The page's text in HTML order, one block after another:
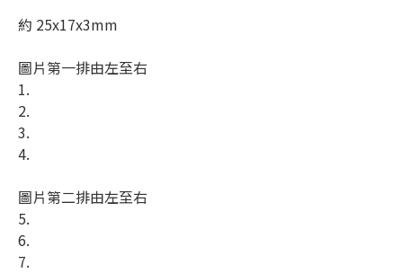
約 25x17x3mm
圖片第一排由左至右
1.
2.
3.
4.
圖片第二排由左至右
5.
6.
7.